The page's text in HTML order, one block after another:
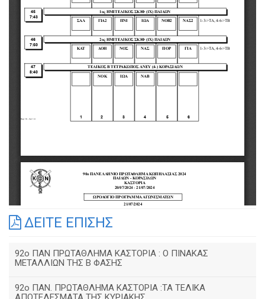
ΔΕΙΤΕ ΕΠΙΣΗΣ
92o ΠΑΝ ΠΡΩΤΑΘΛΗΜΑ ΚΑΣΤΟΡΙΑ : Ο ΠΙΝΑΚΑΣ
ΜΕΤΑΛΛΙΩΝ ΤΗΣ Β ΦΑΣΗΣ
92ο ΠΑΝ. ΠΡΩΤΑΘΛΗΜΑ ΚΑΣΤΟΡΙΑ :ΤΑ ΤΕΛΙΚΑ